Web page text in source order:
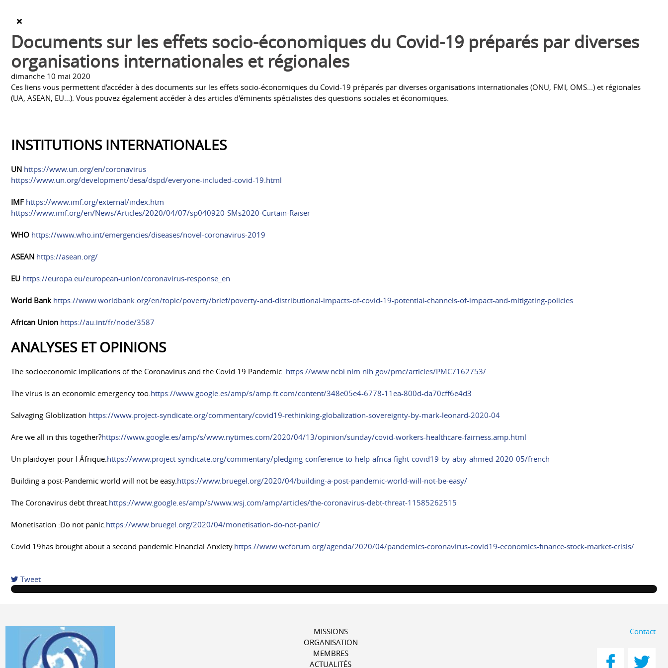
Documents sur les effets socio-économiques du Covid-19 préparés par diverses
organisations internationales et régionales
dimanche 10 mai 2020
Ces liens vous permettent d'accéder à des documents sur les effets socio-économiques du Covid-19 préparés par diverses organisations internationales (ONU, FMI, OMS...) et régionales
(UA, ASEAN, EU...). Vous pouvez également accéder à des articles d'éminents spécialistes des questions sociales et économiques.
INSTITUTIONS INTERNATIONALES
UN https://www.un.org/en/coronavirus
https://www.un.org/development/desa/dspd/everyone-included-covid-19.html
IMF https://www.imf.org/external/index.htm
https://www.imf.org/en/News/Articles/2020/04/07/sp040920-SMs2020-Curtain-Raiser
WHO https://www.who.int/emergencies/diseases/novel-coronavirus-2019
ASEAN https://asean.org/
EU https://europa.eu/european-union/coronavirus-response_en
World Bank https://www.worldbank.org/en/topic/poverty/brief/poverty-and-distributional-impacts-of-covid-19-potential-channels-of-impact-and-mitigating-policies
African Union https://au.int/fr/node/3587
ANALYSES ET OPINIONS
The socioeconomic implications of the Coronavirus and the Covid 19 Pandemic. https://www.ncbi.nlm.nih.gov/pmc/articles/PMC7162753/
The virus is an economic emergency too. https://www.google.es/amp/s/amp.ft.com/content/348e05e4-6778-11ea-800d-da70cff6e4d3
Salvaging Globlization https://www.project-syndicate.org/commentary/covid19-rethinking-globalization-sovereignty-by-mark-leonard-2020-04
Are we all in this together?https://www.google.es/amp/s/www.nytimes.com/2020/04/13/opinion/sunday/covid-workers-healthcare-fairness.amp.html
Un plaidoyer pour l Áfrique. https://www.project-syndicate.org/commentary/pledging-conference-to-help-africa-fight-covid19-by-abiy-ahmed-2020-05/french
Building a post-Pandemic world will not be easy. https://www.bruegel.org/2020/04/building-a-post-pandemic-world-will-not-be-easy/
The Coronavirus debt threat. https://www.google.es/amp/s/www.wsj.com/amp/articles/the-coronavirus-debt-threat-11585262515
Monetisation :Do not panic. https://www.bruegel.org/2020/04/monetisation-do-not-panic/
Covid 19has brought about a second pandemic:Financial Anxiety. https://www.weforum.org/agenda/2020/04/pandemics-coronavirus-covid19-economics-finance-stock-market-crisis/
Tweet
MISSIONS
ORGANISATION
MEMBRES
ACTUALITÉS
Contact